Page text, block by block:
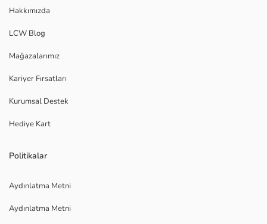
Hakkımızda
LCW Blog
Mağazalarımız
Kariyer Fırsatları
Kurumsal Destek
Hediye Kart
Politikalar
Aydınlatma Metni
Aydınlatma Metni